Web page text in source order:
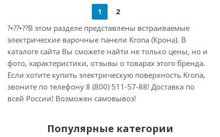
1 2
?•??•??В этом разделе представлены встраиваемые
электрические варочные панели Krona (Крона). В
каталоге сайта Вы сможете найти не только цены, но и
фото, характеристики, отзывы о товарах этого бренда.
Если хотите купить электрическую поверхность Krona,
звоните по телефону 8 (800) 511-57-88! Доставка по
всей России! Возможен самовывоз!
Популярные категории